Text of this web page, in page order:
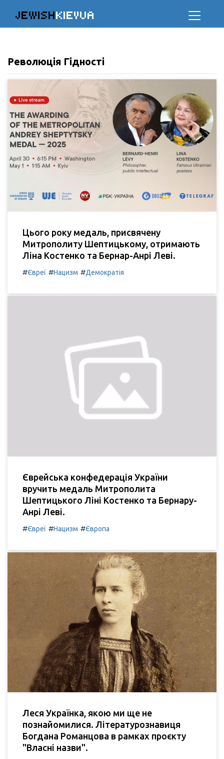
JEWISHKIEVUA
Революція Гідності
Цього року медаль, присвячену
Митрополиту Шептицькому, отримають
Ліна Костенко та Бернар-Анрі Леві.
#Євреї #Нацизм #Демократія
Єврейська конфедерація України
вручить медаль Митрополита
Шептицького Ліні Костенко та Бернару-
Анрі Леві.
#Євреї #Нацизм #Європа
Леся Українка, якою ми ще не
познайомилися. Літературознавиця
Богдана Романцова в рамках проєкту
"Власні назви".